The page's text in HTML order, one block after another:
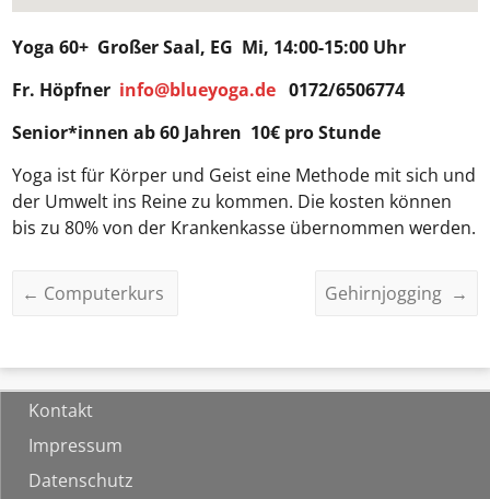
Yoga 60+ Großer Saal, EG Mi, 14:00-15:00 Uhr
Fr. Höpfner info@blueyoga.de 0172/6506774
Senior*innen ab 60 Jahren 10€ pro Stunde
Yoga ist für Körper und Geist eine Methode mit sich und
der Umwelt ins Reine zu kommen. Die kosten können
bis zu 80% von der Krankenkasse übernommen werden.
← Computerkurs Gehirnjogging →
Kontakt
Impressum
Datenschutz